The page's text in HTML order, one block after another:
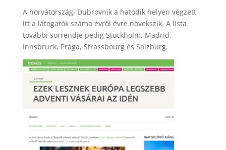
A horvátországi Dubrovnik a hatodik helyen végzett,
itt a látogatók száma évről évre növekszik. A lista
további sorrendje pedig Stockholm, Madrid,
Innsbruck, Prága, Strassbourg és Salzburg.